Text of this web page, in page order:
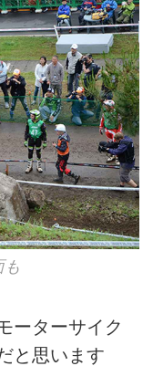
ーターサイク
と思います